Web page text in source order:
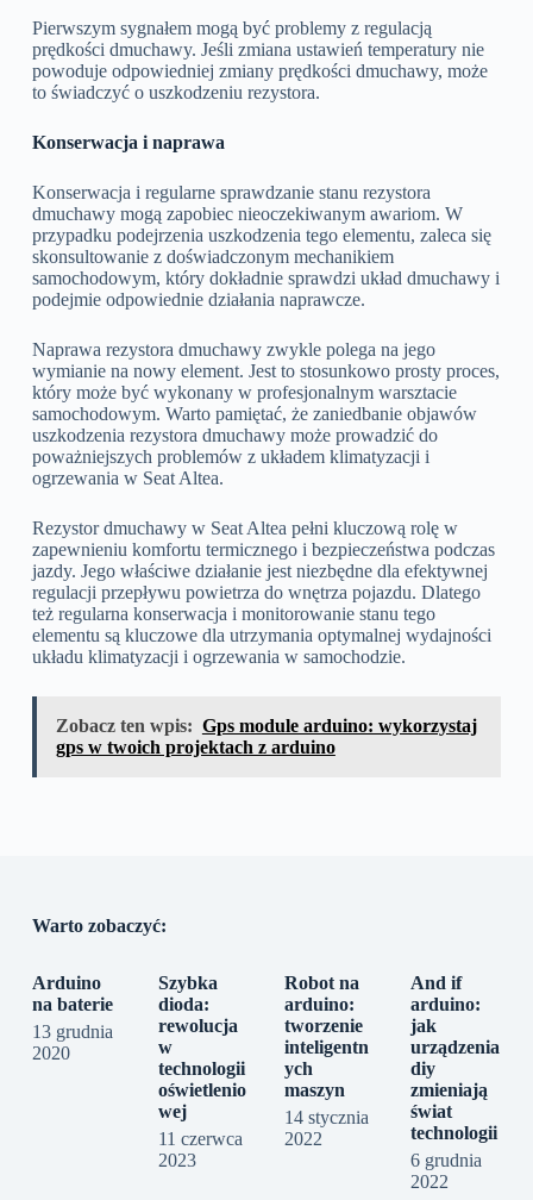
Pierwszym sygnałem mogą być problemy z regulacją
prędkości dmuchawy. Jeśli zmiana ustawień temperatury nie
powoduje odpowiedniej zmiany prędkości dmuchawy, może
to świadczyć o uszkodzeniu rezystora.
Konserwacja i naprawa
Konserwacja i regularne sprawdzanie stanu rezystora
dmuchawy mogą zapobiec nieoczekiwanym awariom. W
przypadku podejrzenia uszkodzenia tego elementu, zaleca się
skonsultowanie z doświadczonym mechanikiem
samochodowym, który dokładnie sprawdzi układ dmuchawy i
podejmie odpowiednie działania naprawcze.
Naprawa rezystora dmuchawy zwykle polega na jego
wymianie na nowy element. Jest to stosunkowo prosty proces,
który może być wykonany w profesjonalnym warsztacie
samochodowym. Warto pamiętać, że zaniedbanie objawów
uszkodzenia rezystora dmuchawy może prowadzić do
poważniejszych problemów z układem klimatyzacji i
ogrzewania w Seat Altea.
Rezystor dmuchawy w Seat Altea pełni kluczową rolę w
zapewnieniu komfortu termicznego i bezpieczeństwa podczas
jazdy. Jego właściwe działanie jest niezbędne dla efektywnej
regulacji przepływu powietrza do wnętrza pojazdu. Dlatego
też regularna konserwacja i monitorowanie stanu tego
elementu są kluczowe dla utrzymania optymalnej wydajności
układu klimatyzacji i ogrzewania w samochodzie.
Zobacz ten wpis: Gps module arduino: wykorzystaj
gps w twoich projektach z arduino
Warto zobaczyć:
Arduino
na baterie
13 grudnia
2020
Szybka
dioda:
rewolucja
w
technologii
oświetlenio
wej
11 czerwca
2023
Robot na
arduino:
tworzenie
inteligentn
ych
maszyn
14 stycznia
2022
And if
arduino:
jak
urządzenia
diy
zmieniają
świat
technologii
6 grudnia
2022